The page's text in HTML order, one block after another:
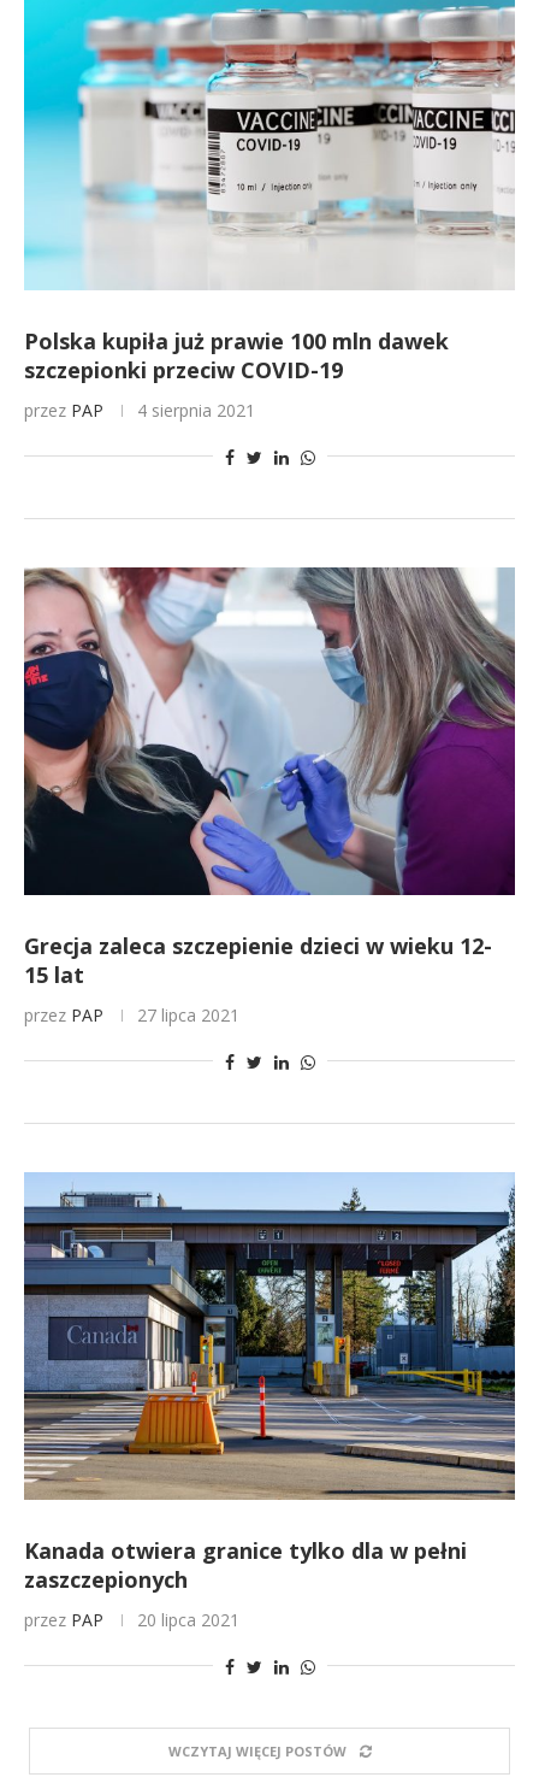
Polska kupiła już prawie 100 mln dawek
szczepionki przeciw COVID-19
przez PAP 4 sierpnia 2021
Grecja zaleca szczepienie dzieci w wieku 12-
15 lat
przez PAP 27 lipca 2021
Kanada otwiera granice tylko dla w pełni
zaszczepionych
przez PAP 20 lipca 2021
WCZYTAJ WIĘCEJ POSTÓW